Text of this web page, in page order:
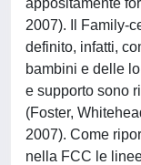
appositamente
2007). Il Family-
definito, infatti,
bambini e delle
e supporto sono
(Foster,
2007). Come
nella FCC le